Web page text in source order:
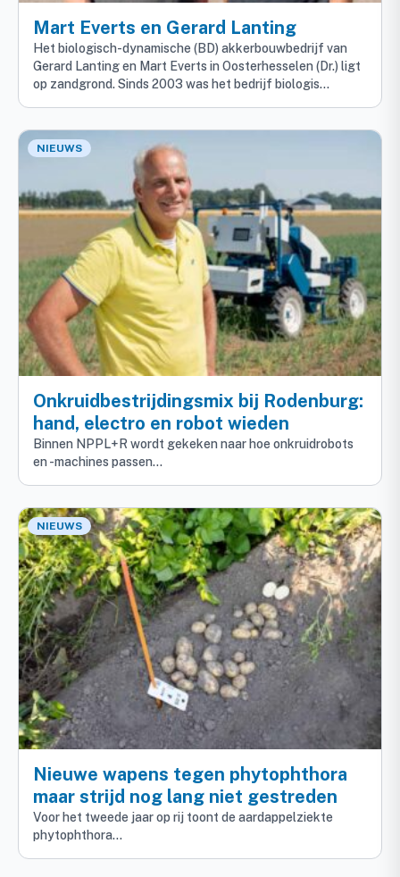
Mart Everts en Gerard Lanting
Het biologisch-dynamische (BD) akkerbouwbedrijf van
Gerard Lanting en Mart Everts in Oosterhesselen (Dr.) ligt
op zandgrond. Sinds 2003 was het bedrijf biologis...
NIEUWS
Onkruidbestrijdingsmix bij Rodenburg:
hand, electro en robot wieden
Binnen NPPL+R wordt gekeken naar hoe onkruidrobots
en -machines passen…
NIEUWS
Nieuwe wapens tegen phytophthora
maar strijd nog lang niet gestreden
Voor het tweede jaar op rij toont de aardappelziekte
phytophthora…